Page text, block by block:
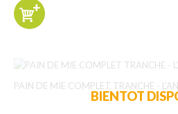
PAIN DE MIE COMPLET TRANCHE -
BIENTOT